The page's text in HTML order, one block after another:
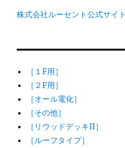
ョ
株式会社ルーセント公式サイト
［１F用］
［２F用］
［オール電化］
［その他］
［リウッドデッキII］
［ルーフタイプ］